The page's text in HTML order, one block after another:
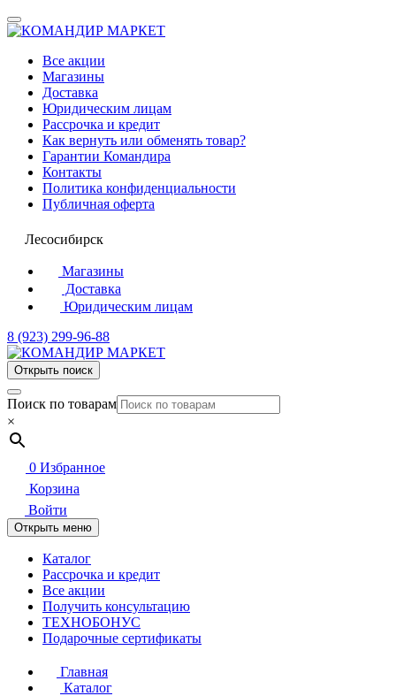
Все акции
Магазины
Доставка
Юридическим лицам
Рассрочка и кредит
Как вернуть или обменять товар?
Гарантии Командира
Контакты
Политика конфиденциальности
Публичная оферта
Лесосибирск
Магазины
Доставка
Юридическим лицам
8 (923) 299-96-88
Открыть поиск
Поиск по товарам
×
0 Избранное
Корзина
Войти
Открыть меню
Каталог
Рассрочка и кредит
Все акции
Получить консультацию
ТЕХНОБОНУС
Подарочные сертификаты
Главная
Каталог